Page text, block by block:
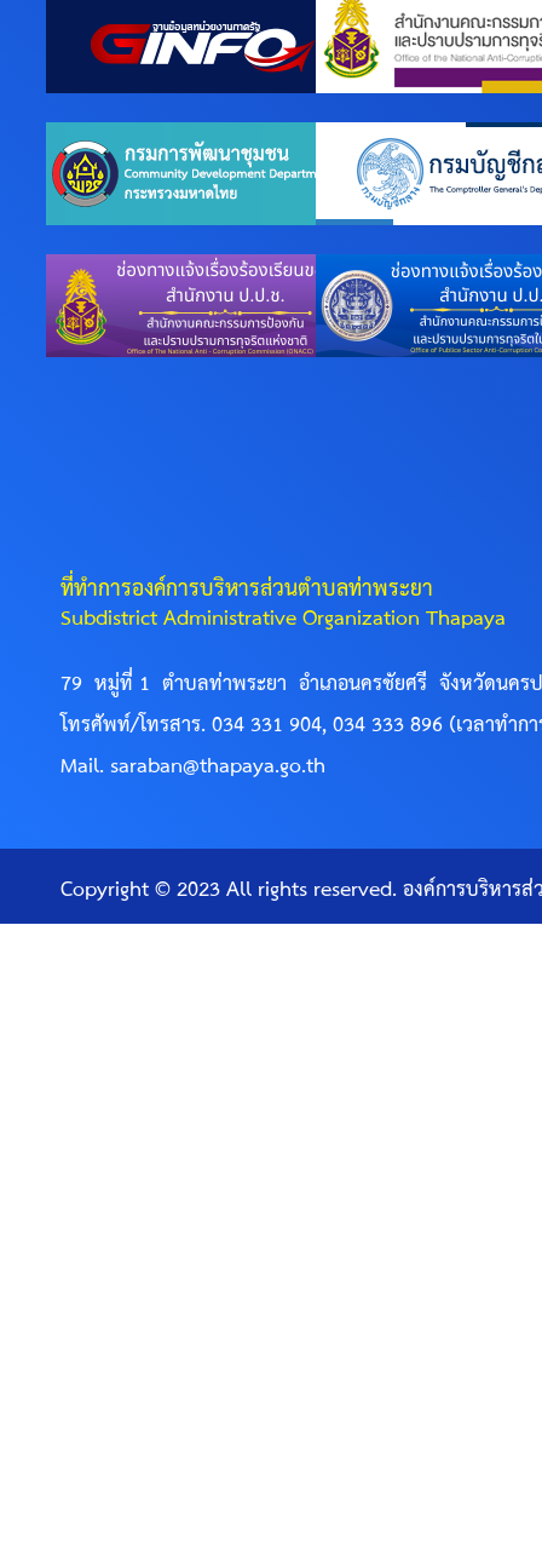
ที่ทำการองค์การบริหารส่วนตำบลท่าพระยา
Subdistrict Administrative Organization Thapaya
79 หมู่ที่ 1 ตำบลท่าพระยา อำเภอนครชัยศรี จังหวัดนคร
โทรศัพท์/โทรสาร. 034 331 904, 034 333 896 (เวลาทำก
Mail. saraban@thapaya.go.th
Copyright © 2023 All rights reserved. องค์การบริหาร